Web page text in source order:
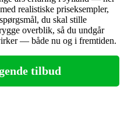
realistiske priseksempler,
du skal stille
overblik, så du undgår
— både nu og i fremtiden.
tilbud